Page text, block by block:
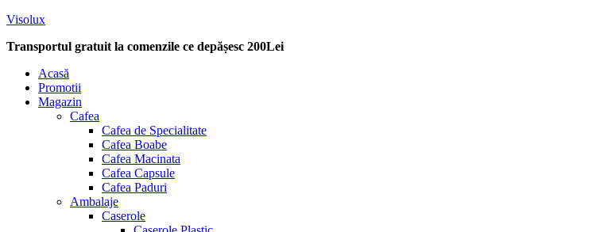
Visolux
Transportul gratuit la comenzile ce depășesc 200Lei
Menu
Acasă
Promotii
Magazin
Cafea
Cafea de Specialitate
Cafea Boabe
Cafea Macinata
Cafea Capsule
Cafea Paduri
Ambalaje
Caserole